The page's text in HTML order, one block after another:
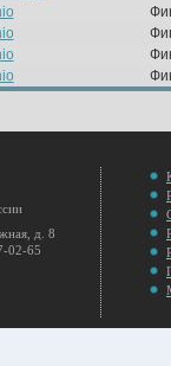
д. 8
02-65